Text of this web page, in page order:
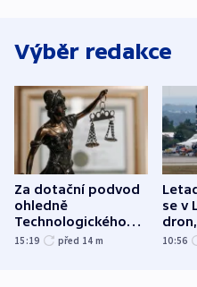
Výběr redakce
Za dotační podvod
ohledně
Technologického
parku poslal soud
15:19 před 14 m
se v
10:56